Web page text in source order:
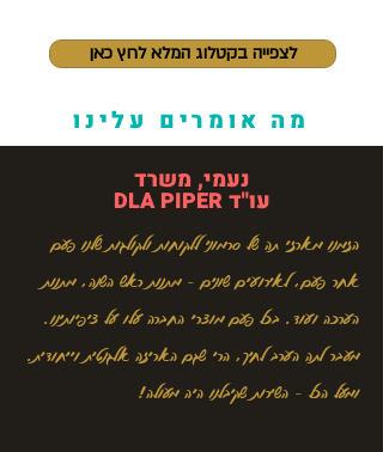
לצפייה בקטלוג המלא לחץ כאן
מה אומרים עלינו
נעמי, משרד
עו"ד DLA PIPER
הזמנו מארזי תה של סרמוני ללקוחות ולקולגות שלנו פעם
אחר פעם, לאירועים שונים - מתנות ראש השנה, מתנות
הערכה ועוד. בכל פעם מוצרי החברה עלו על ציפיותינו.
מעבר לתה הערב לחיך, הרי שגם האריזה אלגנטית וייחודית.
ומעל הכל - השירות שקיבלנו היה מעולה!